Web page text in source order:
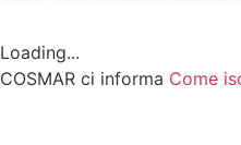
Loading...
COSMAR ci informa Come